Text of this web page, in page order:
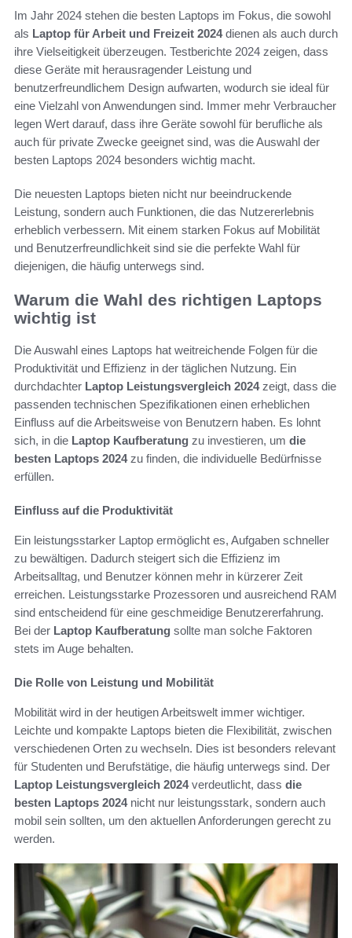
Im Jahr 2024 stehen die besten Laptops im Fokus, die sowohl
als Laptop für Arbeit und Freizeit 2024dienen als auch durch
ihre Vielseitigkeit überzeugen. Testberichte 2024 zeigen, dass
diese Geräte mit herausragender Leistung und
benutzerfreundlichem Design aufwarten, wodurch sie ideal für
eine Vielzahl von Anwendungen sind. Immer mehr Verbraucher
legen Wert darauf, dass ihre Geräte sowohl für berufliche als
auch für private Zwecke geeignet sind, was die Auswahl der
besten Laptops 2024 besonders wichtig macht.
Die neuesten Laptops bieten nicht nur beeindruckende
Leistung, sondern auch Funktionen, die das Nutzererlebnis
erheblich verbessern. Mit einem starken Fokus auf Mobilität
und Benutzerfreundlichkeit sind sie die perfekte Wahl für
diejenigen, die häufig unterwegs sind.
Warum die Wahl des richtigen Laptops
wichtig ist
Die Auswahl eines Laptops hat weitreichende Folgen für die
Produktivität und Effizienz in der täglichen Nutzung. Ein
durchdachter Laptop Leistungsvergleich 2024zeigt, dass die
passenden technischen Spezifikationen einen erheblichen
Einfluss auf die Arbeitsweise von Benutzern haben. Es lohnt
sich, in die Laptop Kaufberatung zu investieren, um die
besten Laptops 2024zu finden, die individuelle Bedürfnisse
erfüllen.
Einfluss auf die Produktivität
Ein leistungsstarker Laptop ermöglicht es, Aufgaben schneller
zu bewältigen. Dadurch steigert sich die Effizienz im
Arbeitsalltag, und Benutzer können mehr in kürzerer Zeit
erreichen. Leistungsstarke Prozessoren und ausreichend RAM
sind entscheidend für eine geschmeidige Benutzererfahrung.
Bei der Laptop Kaufberatung sollte man solche Faktoren
stets im Auge behalten.
Die Rolle von Leistung und Mobilität
Mobilität wird in der heutigen Arbeitswelt immer wichtiger.
Leichte und kompakte Laptops bieten die Flexibilität, zwischen
verschiedenen Orten zu wechseln. Dies ist besonders relevant
für Studenten und Berufstätige, die häufig unterwegs sind. Der
Laptop Leistungsvergleich 2024verdeutlicht, dass die
besten Laptops 2024nicht nur leistungsstark, sondern auch
mobil sein sollten, um den aktuellen Anforderungen gerecht zu
werden.